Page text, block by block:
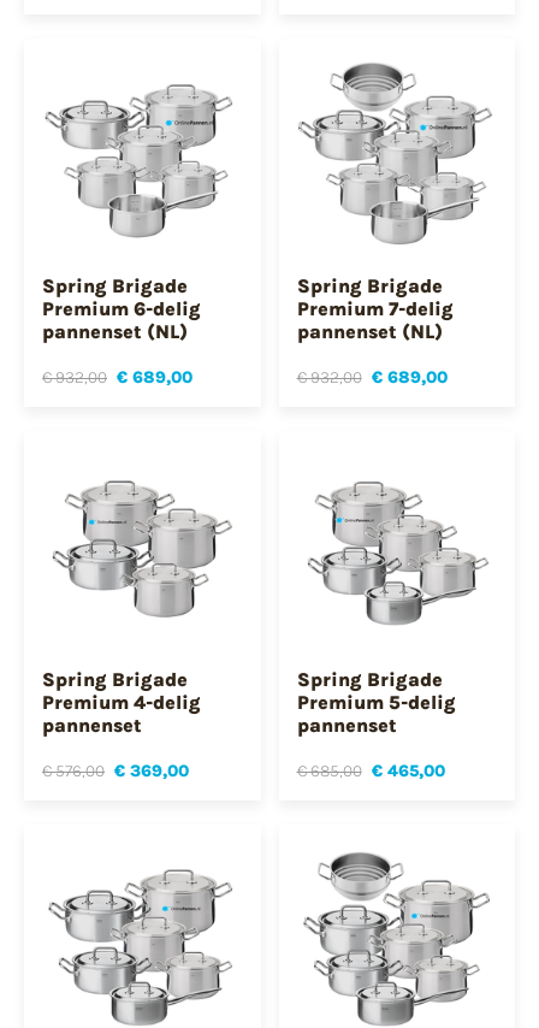
Spring Brigade
Premium 6-delig
pannenset (NL)
€ 932,00 € 689,00
Spring Brigade
Premium 7-delig
pannenset (NL)
€ 932,00 € 689,00
Spring Brigade
Premium 4-delig
pannenset
€ 576,00 € 369,00
Spring Brigade
Premium 5-delig
pannenset
€ 685,00 € 465,00